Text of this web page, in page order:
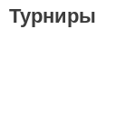
Турниры